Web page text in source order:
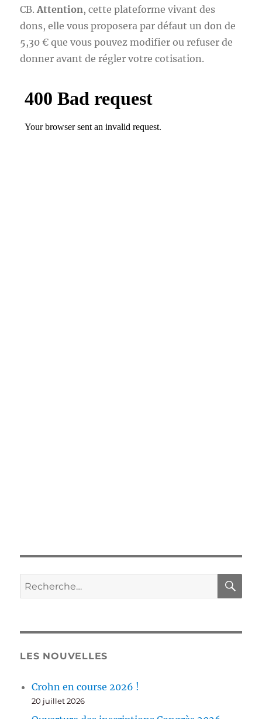
CB.Attention, cette plateforme vivant des
dons, elle vous proposera par défaut un don de
5,30 € que vous pouvez modifier ou refuser de
donner avant de régler votre cotisation.
Recherche
pour :
LES NOUVELLES
Crohn en course 2026 !
20 juillet 2026